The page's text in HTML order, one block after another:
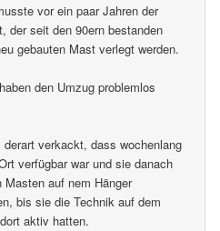
vor ein paar Jahren der
der seit den 90ern bestanden
gebauten Mast verlegt werden.
den Umzug problemlos
derart verkackt, dass wochenlang
verfügbar war und sie danach
Masten auf nem Hänger
bis sie die Technik auf dem
aktiv hatten.